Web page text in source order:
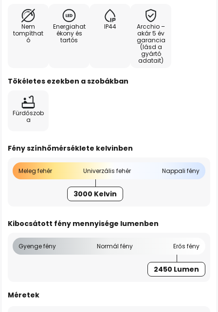
Nem
tompíthat
ó
Energiahat
ékony és
tartós
IP44
Arcchio –
akár 5 év
garancia
(lásd a
gyártó
adatait)
Tökéletes ezekben a szobákban
Fürdőszob
a
Fény színhőmérséklete kelvinben
Meleg fehér Univerzális fehér Nappali fény
3000 Kelvin
Kibocsátott fény mennyisége lumenben
Gyenge fény Normál fény Erős fény
2450 Lumen
Méretek